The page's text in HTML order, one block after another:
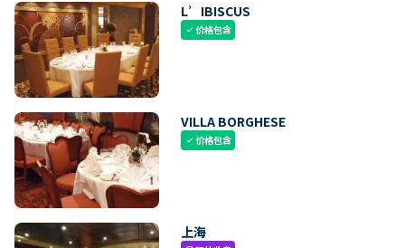
L’IBISCUS
check价格包含
VILLA BORGHESE
check价格包含
上海